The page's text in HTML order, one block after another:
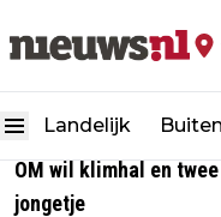
Landelijk
OM wil klimhal en
jongetje